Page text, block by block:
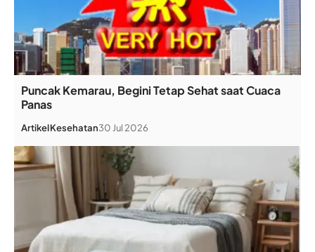
Puncak Kemarau, Begini Tetap Sehat saat Cuaca
Panas
ArtikelKesehatan30 Jul 2026